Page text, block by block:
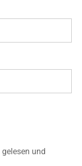
gelesen und